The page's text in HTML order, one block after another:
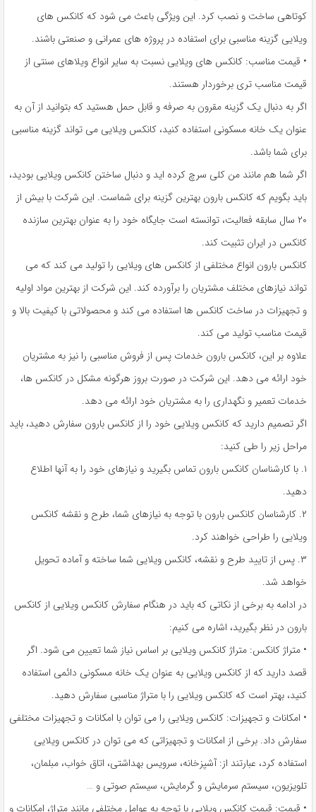
کوتاهی ساخت و نصب کرد. این ویژگی باعث می شود که کانکس های
ویلایی گزینه مناسبی برای استفاده در پروژه های عمرانی و صنعتی باشند.
• قیمت مناسب: کانکس های ویلایی نسبت به سایر انواع ویلاهای سنتی از
قیمت مناسب تری برخوردار هستند.
اگر به دنبال یک گزینه مقرون به صرفه و قابل حمل هستید که بتوانید از آن به
عنوان یک خانه مسکونی استفاده کنید، کانکس ویلایی می تواند گزینه مناسبی
برای شما باشد.
اگر شما هم مانند من کلی سرچ کرده اید و دنبال ساختن کانکس ویلایی بودید،
باید بگویم که کانکس بارون بهترین گزینه برای شماست. این شرکت با بیش از
۲۰ سال سابقه فعالیت، توانسته است جایگاه خود را به عنوان بهترین سازنده
کانکس در ایران تثبیت کند.
کانکس بارون انواع مختلفی از کانکس های ویلایی را تولید می کند که می
تواند نیازهای مختلف مشتریان را برآورده کند. این شرکت از بهترین مواد اولیه
و تجهیزات در ساخت کانکس ها استفاده می کند و محصولاتی با کیفیت بالا و
قیمت مناسب تولید می کند.
علاوه بر این، کانکس بارون خدمات پس از فروش مناسبی را نیز به مشتریان
خود ارائه می دهد. این شرکت در صورت بروز هرگونه مشکل در کانکس ها،
خدمات تعمیر و نگهداری را به مشتریان خود ارائه می دهد.
اگر تصمیم دارید که کانکس ویلایی خود را از کانکس بارون سفارش دهید، باید
مراحل زیر را طی کنید:
۱. با کارشناسان کانکس بارون تماس بگیرید و نیازهای خود را به آنها اطلاع
دهید.
۲. کارشناسان کانکس بارون با توجه به نیازهای شما، طرح و نقشه کانکس
ویلایی را طراحی خواهند کرد.
۳. پس از تایید طرح و نقشه، کانکس ویلایی شما ساخته و آماده تحویل
خواهد شد.
در ادامه به برخی از نکاتی که باید در هنگام سفارش کانکس ویلایی از کانکس
بارون در نظر بگیرید، اشاره می کنیم:
• متراژ کانکس: متراژ کانکس ویلایی بر اساس نیاز شما تعیین می شود. اگر
قصد دارید که از کانکس ویلایی به عنوان یک خانه مسکونی دائمی استفاده
کنید، بهتر است که کانکس ویلایی را با متراژ مناسبی سفارش دهید.
• امکانات و تجهیزات: کانکس ویلایی را می توان با امکانات و تجهیزات مختلفی
سفارش داد. برخی از امکانات و تجهیزاتی که می توان در کانکس ویلایی
استفاده کرد، عبارتند از: آشپزخانه، سرویس بهداشتی، اتاق خواب، مبلمان،
تلویزیون، سیستم سرمایش و گرمایش، سیستم صوتی و …
• قیمت: قیمت کانکس ویلایی با توجه به عوامل مختلفی مانند متراژ، امکانات و